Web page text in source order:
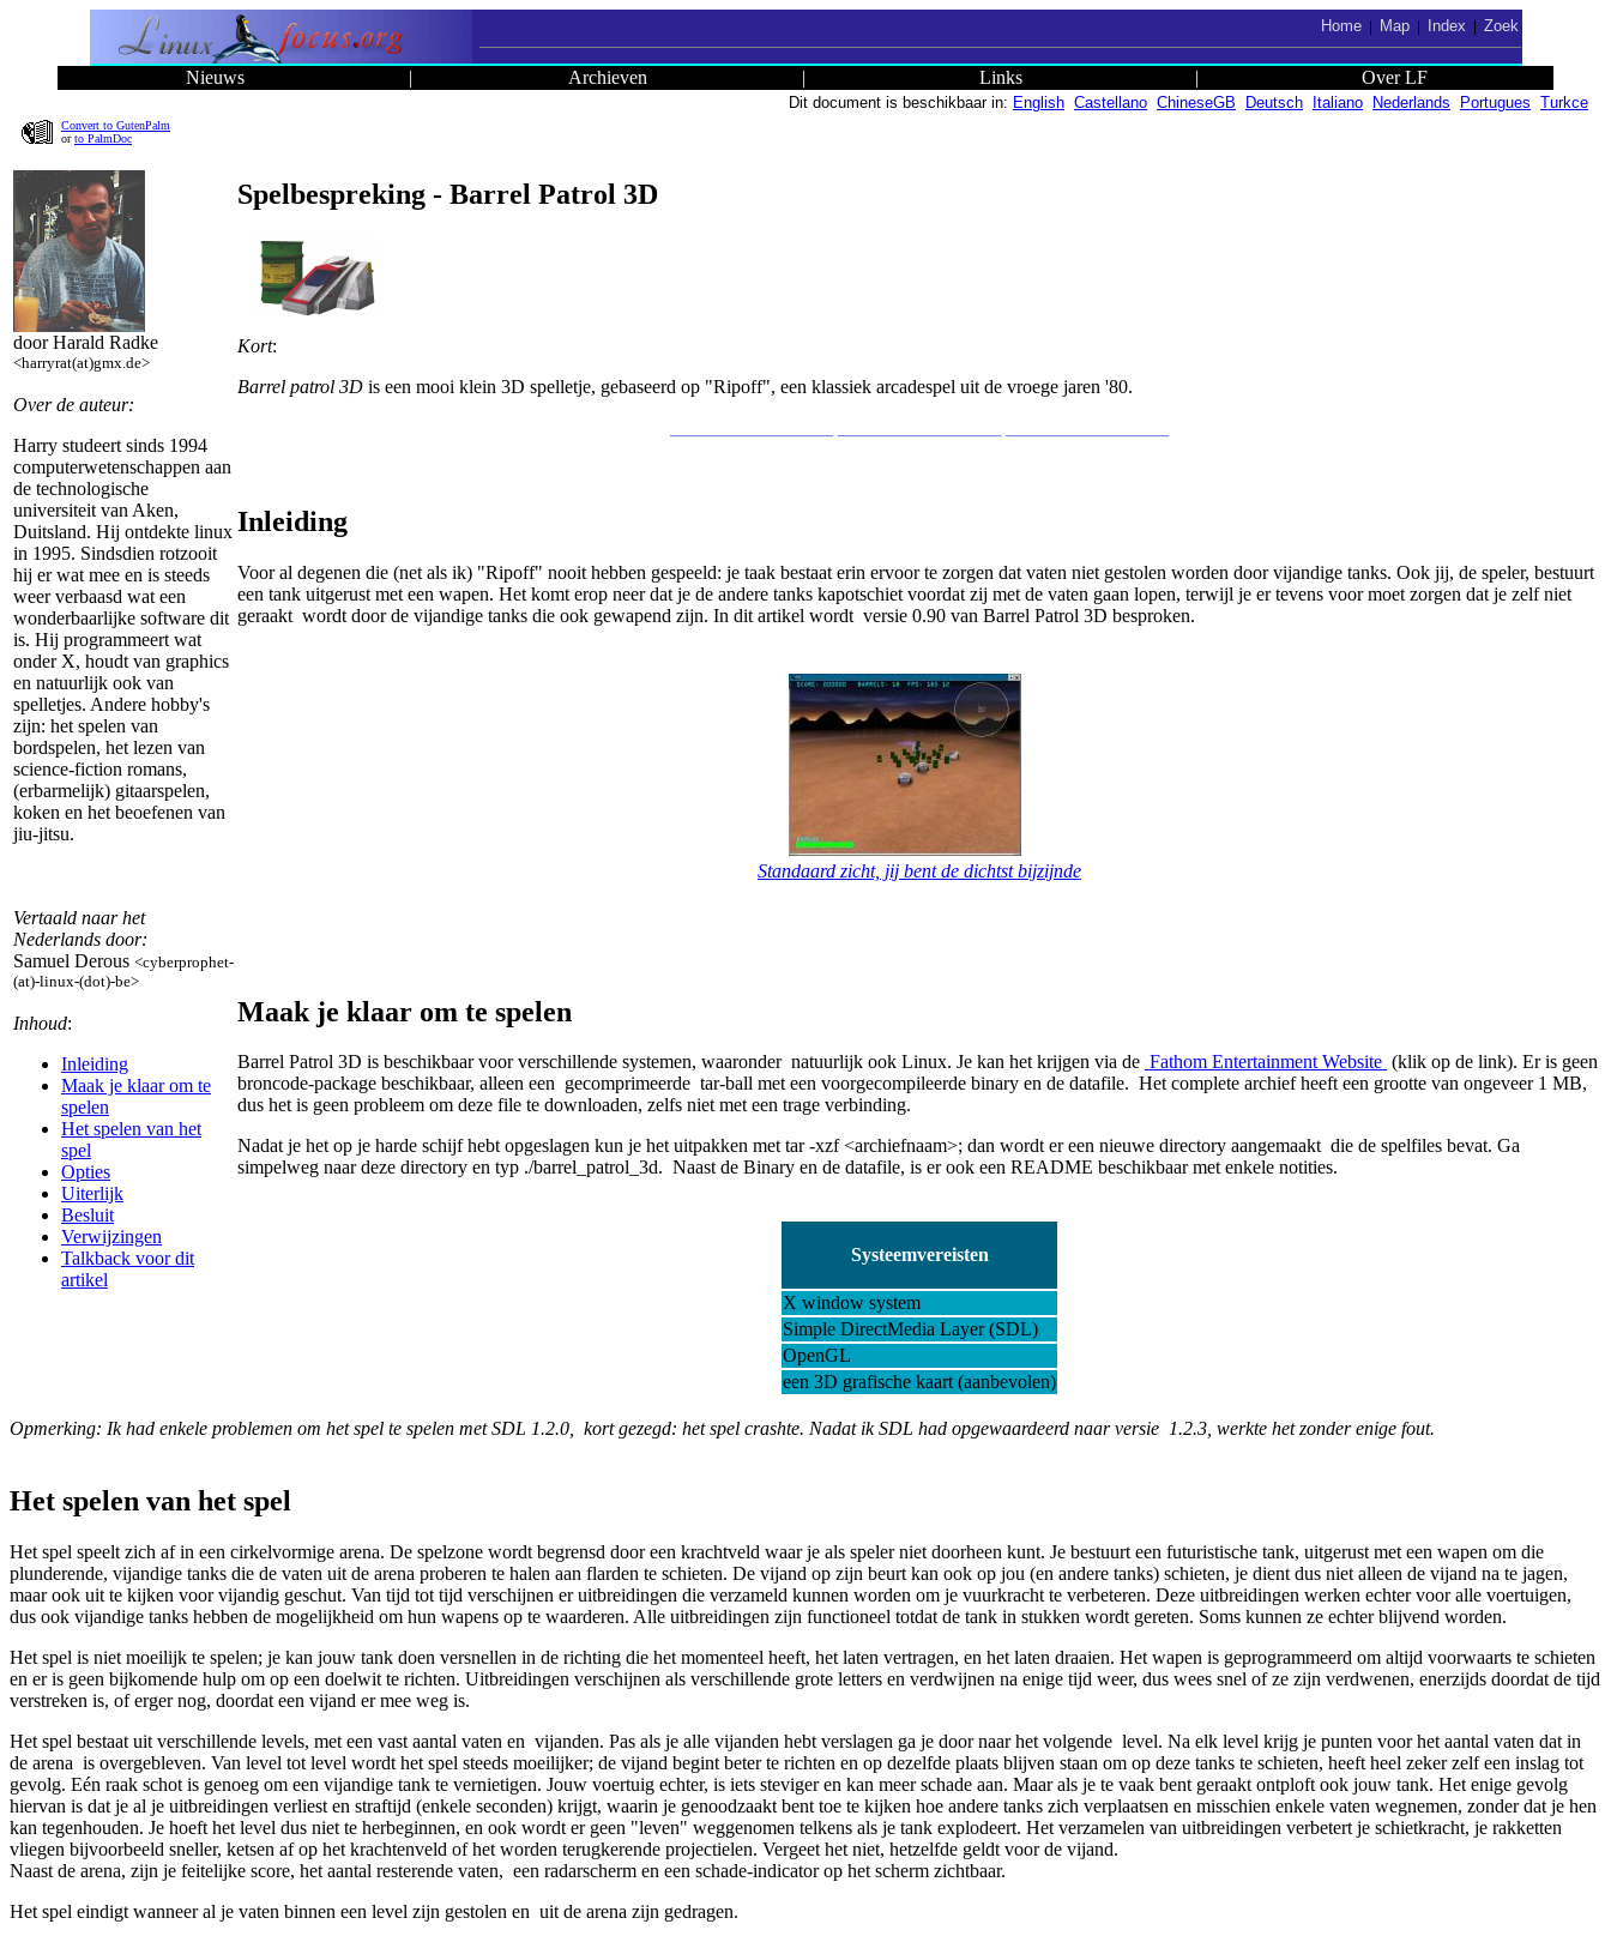
Home| Map| Index Zoek
Nieuws | Archieven | Links | Over LF
Dit document is beschikbaar in: English Castellano ChineseGB Deutsch Italiano Nederlands Portugues Turkce
Convert to GutenPalm
orto PalmDoc
door Harald Radke
<harryrat(at)gmx.de>
Over de auteur:
Harry studeert sinds 1994
computerwetenschappen aan
de technologische
universiteit van Aken,
Duitsland. Hij ontdekte linux
in 1995. Sindsdien rotzooit
hij er wat mee en is steeds
weer verbaasd wat een
wonderbaarlijke software dit
is. Hij programmeert wat
onder X, houdt van graphics
en natuurlijk ook van
spelletjes. Andere hobby's
zijn: het spelen van
bordspelen, het lezen van
science-fiction romans,
(erbarmelijk) gitaarspelen,
koken en het beoefenen van
jiu-jitsu.
Vertaald naar het
Nederlands door:
Samuel Derous <cyberprophet-
(at)-linux-(dot)-be>
Inhoud:
Inleiding
Maak je klaar om te
spelen
Het spelen van het
spel
Opties
Uiterlijk
Besluit
Verwijzingen
Talkback voor dit
artikel
Spelbespreking - Barrel Patrol 3D
Kort:
Barrel patrol 3D is een mooi klein 3D spelletje, gebaseerd op "Ripoff", een klassiek arcadespel uit de vroege jaren '80.
Inleiding
Voor al degenen die (net als ik) "Ripoff" nooit hebben gespeeld: je taak bestaat erin ervoor te zorgen dat vaten niet gestolen worden door vijandige tanks. Ook jij, de speler, bestuurt
een tank uitgerust met een wapen. Het komt erop neer dat je de andere tanks kapotschiet voordat zij met de vaten gaan lopen, terwijl je er tevens voor moet zorgen dat je zelf niet
geraakt wordt door de vijandige tanks die ook gewapend zijn. In dit artikel wordt versie 0.90 van Barrel Patrol 3D besproken.
Standaard zicht, jij bent de dichtst bijzijnde
Maak je klaar om te spelen
Barrel Patrol 3D is beschikbaar voor verschillende systemen, waaronder natuurlijk ook Linux. Je kan het krijgen via de Fathom Entertainment Website (klik op de link). Er is geen
broncode-package beschikbaar, alleen een gecomprimeerde tar-ball met een voorgecompileerde binary en de datafile. Het complete archief heeft een grootte van ongeveer 1 MB,
dus het is geen probleem om deze file te downloaden, zelfs niet met een trage verbinding.
Nadat je het op je harde schijf hebt opgeslagen kun je het uitpakken met tar -xzf <archiefnaam>; dan wordt er een nieuwe directory aangemaakt die de spelfiles bevat. Ga
simpelweg naar deze directory en typ ./barrel_patrol_3d. Naast de Binary en de datafile, is er ook een README beschikbaar met enkele notities.
Systeemvereisten
X window system
Simple DirectMedia Layer (SDL)
OpenGL
een 3D grafische kaart (aanbevolen)
Opmerking: Ik had enkele problemen om het spel te spelen met SDL 1.2.0, kort gezegd: het spel crashte. Nadat ik SDL had opgewaardeerd naar versie 1.2.3, werkte het zonder enige fout.
Het spelen van het spel
Het spel speelt zich af in een cirkelvormige arena. De spelzone wordt begrensd door een krachtveld waar je als speler niet doorheen kunt. Je bestuurt een futuristische tank, uitgerust met een wapen om die
plunderende, vijandige tanks die de vaten uit de arena proberen te halen aan flarden te schieten. De vijand op zijn beurt kan ook op jou (en andere tanks) schieten, je dient dus niet alleen de vijand na te jagen,
maar ook uit te kijken voor vijandig geschut. Van tijd tot tijd verschijnen er uitbreidingen die verzameld kunnen worden om je vuurkracht te verbeteren. Deze uitbreidingen werken echter voor alle voertuigen,
dus ook vijandige tanks hebben de mogelijkheid om hun wapens op te waarderen. Alle uitbreidingen zijn functioneel totdat de tank in stukken wordt gereten. Soms kunnen ze echter blijvend worden.
Het spel is niet moeilijk te spelen; je kan jouw tank doen versnellen in de richting die het momenteel heeft, het laten vertragen, en het laten draaien. Het wapen is geprogrammeerd om altijd voorwaarts te schieten
en er is geen bijkomende hulp om op een doelwit te richten. Uitbreidingen verschijnen als verschillende grote letters en verdwijnen na enige tijd weer, dus wees snel of ze zijn verdwenen, enerzijds doordat de tijd
verstreken is, of erger nog, doordat een vijand er mee weg is.
Het spel bestaat uit verschillende levels, met een vast aantal vaten en vijanden. Pas als je alle vijanden hebt verslagen ga je door naar het volgende level. Na elk level krijg je punten voor het aantal vaten dat in
de arena is overgebleven. Van level tot level wordt het spel steeds moeilijker; de vijand begint beter te richten en op dezelfde plaats blijven staan om op deze tanks te schieten, heeft heel zeker zelf een inslag tot
gevolg. Eén raak schot is genoeg om een vijandige tank te vernietigen. Jouw voertuig echter, is iets steviger en kan meer schade aan. Maar als je te vaak bent geraakt ontploft ook jouw tank. Het enige gevolg
hiervan is dat je al je uitbreidingen verliest en straftijd (enkele seconden) krijgt, waarin je genoodzaakt bent toe te kijken hoe andere tanks zich verplaatsen en misschien enkele vaten wegnemen, zonder dat je hen
kan tegenhouden. Je hoeft het level dus niet te herbeginnen, en ook wordt er geen "leven" weggenomen telkens als je tank explodeert. Het verzamelen van uitbreidingen verbetert je schietkracht, je rakketten
vliegen bijvoorbeeld sneller, ketsen af op het krachtenveld of het worden terugkerende projectielen. Vergeet het niet, hetzelfde geldt voor de vijand.
Naast de arena, zijn je feitelijke score, het aantal resterende vaten, een radarscherm en een schade-indicator op het scherm zichtbaar.
Het spel eindigt wanneer al je vaten binnen een level zijn gestolen en uit de arena zijn gedragen.